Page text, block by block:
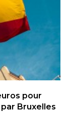
pour
Bruxelles